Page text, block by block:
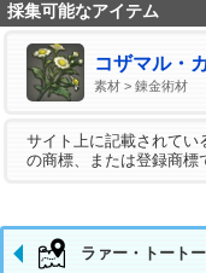
採集可能なアイテム
コザマル・
素材 > 錬金術材
サイト上に記載されてい
の商標、または登録商標
ラァー・トートー